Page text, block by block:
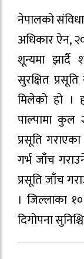
नेपालको
अधिकार ऐन,
शून्यमा झार्दै
सुरक्षित
मिलेको हो ।
पाल्पामा कुल
प्रसूति
गर्भ जाँच
प्रसूति जाँच
। जिल्लाका
दिगोपना